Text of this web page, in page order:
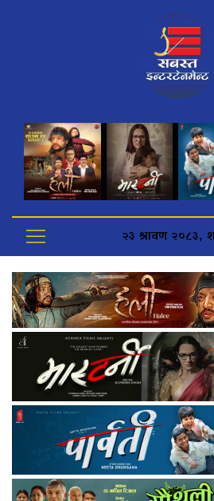
२३ श्रावण २०८३,